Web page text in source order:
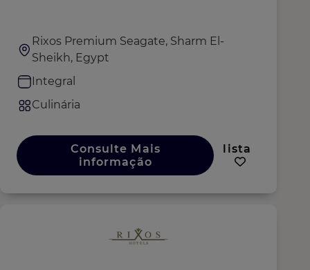
Rixos Premium Seagate, Sharm El-
Sheikh, Egypt
Integral
Culinária
Consulte Mais
informação
lista